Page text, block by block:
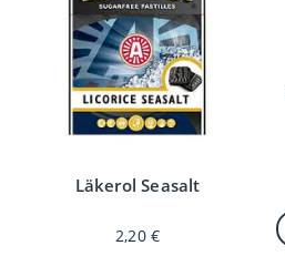
Läkerol Seasalt
2,20€